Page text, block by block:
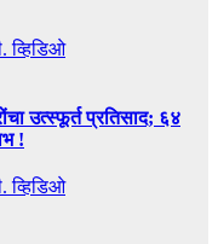
व्हिडिओ
उत्स्फूर्त प्रतिसाद; ६४
!
व्हिडिओ